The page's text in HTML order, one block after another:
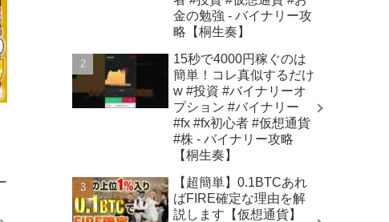
金の勉強 - バイナリー攻
略【桐生奏】
15秒で4000円稼ぐのは
簡単！コレ真似するだけ
w #投資 #バイナリーオ
プション #バイナリー
#fx #fx初心者 #仮想通貨
#株 - バイナリー攻略
【桐生奏】
【超簡単】0.1BTCあれ
ばFIRE確定な理由を解
説します【仮想通貨】